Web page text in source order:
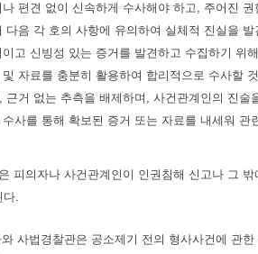
편견 없이 신속하게 수사해야 하고, 주어진
음 각 호의 사항에 유의하여 실체적 진실을 발
고 신빙성 있는 증거를 발견하고 수집하기 위
자료를 충분히 활용하여 합리적으로 수사할 것
거 없는 추측을 배제하며, 사건관계인의 진술
사를 통해 확보된 증거 또는 자료를 내세워 관
피의자나 사건관계인이 인권침해 신고나 그
다.
사법경찰관은 공소제기 전의 형사사건에 관한